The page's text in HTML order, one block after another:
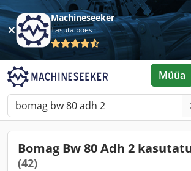
Machineseeker
Tasuta poes
Müüa
Bomag Bw 80 Adh 2
(42)